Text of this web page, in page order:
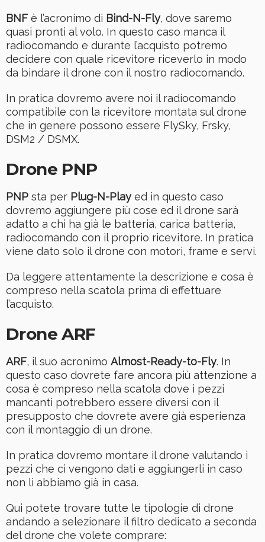
BNF è l’acronimo di Bind-N-Fly, dove saremo
quasi pronti al volo. In questo caso manca il
radiocomando e durante l’acquisto potremo
decidere con quale ricevitore riceverlo in modo
da bindare il drone con il nostro radiocomando.
In pratica dovremo avere noi il radiocomando
compatibile con la ricevitore montata sul drone
che in genere possono essere FlySky, Frsky,
DSM2 / DSMX.
Drone PNP
PNP sta per Plug-N-Played in questo caso
dovremo aggiungere più cose ed il drone sarà
adatto a chi ha già le batteria, carica batteria,
radiocomando con il proprio ricevitore. In pratica
viene dato solo il drone con motori, frame e servi.
Da leggere attentamente la descrizione e cosa è
compreso nella scatola prima di effettuare
l’acquisto.
Drone ARF
ARF, il suo acronimo Almost-Ready-to-Fly. In
questo caso dovrete fare ancora più attenzione a
cosa è compreso nella scatola dove i pezzi
mancanti potrebbero essere diversi con il
presupposto che dovrete avere già esperienza
con il montaggio di un drone.
In pratica dovremo montare il drone valutando i
pezzi che ci vengono dati e aggiungerli in caso
non li abbiamo già in casa.
Qui potete trovare tutte le tipologie di drone
andando a selezionare il filtro dedicato a seconda
del drone che volete comprare: